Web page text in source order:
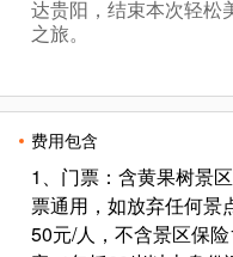
达贵阳，结束本次轻松
之旅。
费用包含
1、门票：含黄果树景
票通用，如放弃任何景
50元/人，不含景区保